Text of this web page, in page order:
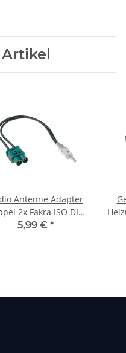
Antenne Adapter
2x Fakra ISO DIN
Stecker
5,99 € *